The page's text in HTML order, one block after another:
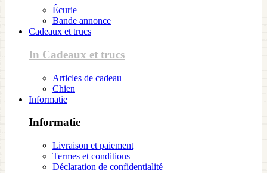
Écurie
Bande annonce
Cadeaux et trucs
In Cadeaux et trucs
Articles de cadeau
Chien
Informatie
Informatie
Livraison et paiement
Termes et conditions
Déclaration de confidentialité